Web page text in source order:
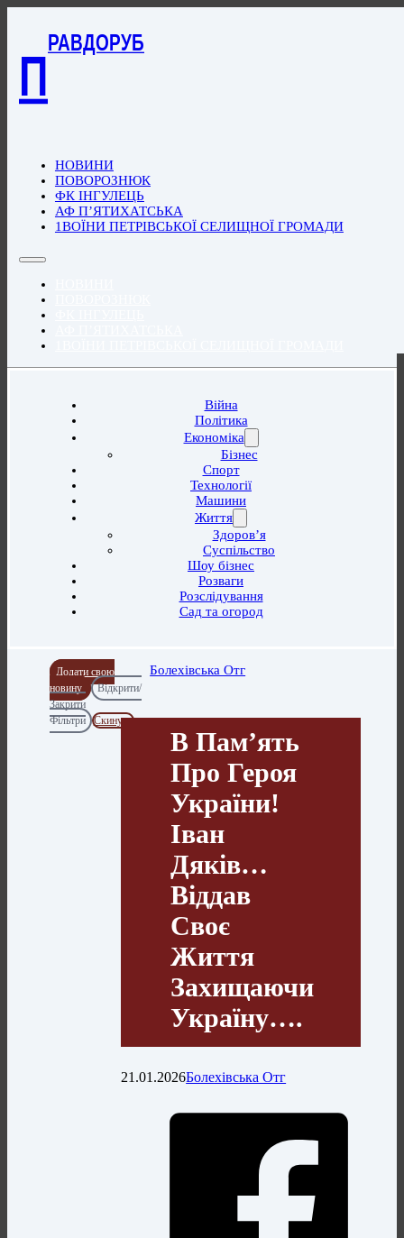
П
РАВДОРУБ
НОВИНИ
ПОВОРОЗНЮК
ФК ІНГУЛЕЦЬ
АФ П’ЯТИХАТСЬКА
1ВОЇНИ ПЕТРІВСЬКОЇ СЕЛИЩНОЇ ГРОМАДИ
Війна
Політика
Економіка
Бізнес
Спорт
Технології
Машини
Життя
Здоров’я
Суспільство
Шоу бізнес
Розваги
Розслідування
Сад та огород
Додати свою
новину
Відкрити/
Закрити
Фільтри
Скинути
Болехівська Отг
В Памʼять
Про Героя
України!
Іван
Дяків…
Віддав
Своє
Життя
Захищаючи
Україну….
21.01.2026Болехівська Отг